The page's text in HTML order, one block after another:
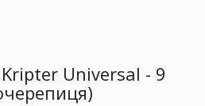
Universal - 9